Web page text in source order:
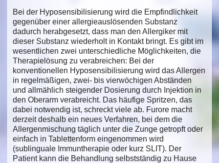
Bei der Hyposensibilisierung wird die Empfindlichkeit
gegenüber einer allergieauslösenden Substanz
dadurch herabgesetzt, dass man den Allergiker mit
dieser Substanz wiederholt in Kontakt bringt. Es gibt im
wesentlichen zwei unterschiedliche Möglichkeiten, die
Therapielösung zu verabreichen: Bei der
konventionellen Hyposensibilisierung wird das Allergen
in regelmäßigen, zwei- bis vierwöchigen Abständen
und allmählich steigender Dosierung durch Injektion in
den Oberarm verabreicht. Das häufige Spritzen, das
dabei notwendig ist, schreckt viele ab. Furore macht
derzeit deshalb ein neues Verfahren, bei dem die
Allergenmischung täglich unter die Zunge getropft oder
einfach in Tablettenform eingenommen wird
(sublinguale Immuntherapie oder kurz SLIT). Der
Patient kann die Behandlung selbstständig zu Hause